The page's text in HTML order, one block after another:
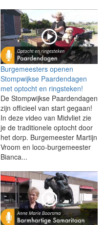
Burgemeesters openen
Stompwijkse Paardendagen
met optocht en ringsteken!
De Stompwijkse Paardendagen
zijn officieel van start gegaan!
In deze video van Midvliet zie
je de traditionele optocht door
het dorp. Burgemeester Martijn
Vroom en loco-burgemeester
Bianca...